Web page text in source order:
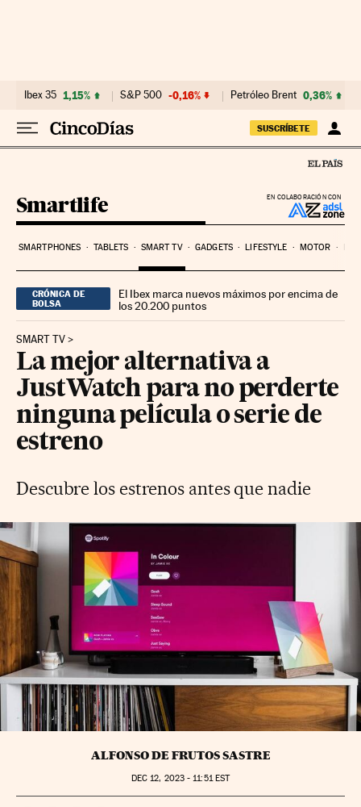
Ibex 35 1,15% S&P 500 -0,16% Petróleo Brent 0,36%
SUSCRÍBETE
EN COLABORACIÓN CON
Smartlife
SMARTPHONES TABLETS SMART TV GADGETS LIFESTYLE MOTOR
CRÓNICA DE
BOLSA
El Ibex marca nuevos máximos por encima de
los 20.200 puntos
SMART TV
La mejor alternativa a
JustWatch para no perderte
ninguna película o serie de
estreno
Descubre los estrenos antes que nadie
ALFONSO DE FRUTOS SASTRE
DEC 12, 2023 - 11:51 EST